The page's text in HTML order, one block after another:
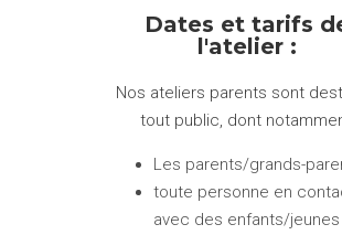
Dates et tarifs
l'atelier :
Nos ateliers parents sont
tout public, dont
Les parents/grands-
toute personne en
avec des enfants/